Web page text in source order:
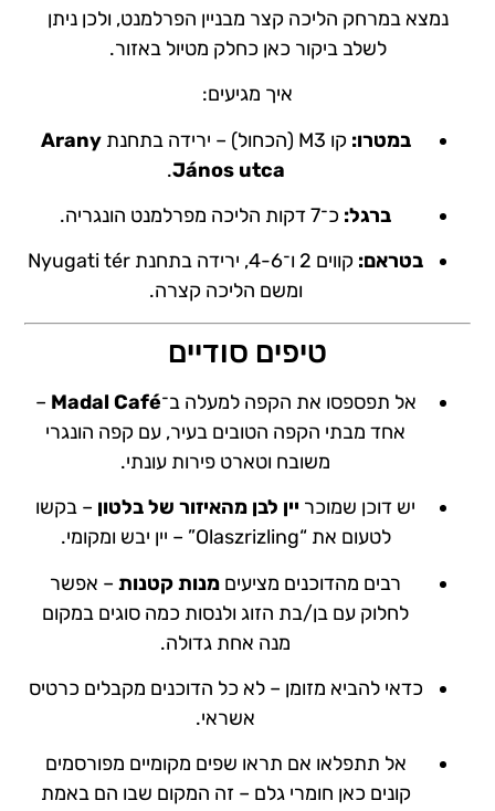
נמצא במרחק הליכה קצר מבניין הפרלמנט, ולכן ניתן
לשלב ביקור כאן כחלק מטיול באזור.
איך מגיעים:
במטרו: קו M3 (הכחול) – ירידה בתחנת
Arany
János utca
.
ברגל: כ־7 דקות הליכה מפרלמנט הונגריה.
בטראם:
קווים 2 ו־4-6, ירידה בתחנת Nyugati tér
ומשם הליכה קצרה.
טיפים סודיים
אל תפספסו את הקפה למעלה ב־Madal Café
–
אחד מבתי הקפה הטובים בעיר, עם קפה הונגרי
משובח וטארט פירות עונתי.
יש דוכן שמוכר יין לבן מהאיזור של בלטון – בקשו
לטעום את “Olaszrizling” – יין יבש ומקומי.
רבים מהדוכנים מציעים מנות קטנות – אפשר
לחלוק עם בן/בת הזוג ולנסות כמה סוגים במקום
מנה אחת גדולה.
כדאי להביא מזומן – לא כל הדוכנים מקבלים כרטיס
אשראי.
אל תתפלאו אם תראו שפים מקומיים מפורסמים
קונים כאן חומרי גלם – זה המקום שבו הם באמת